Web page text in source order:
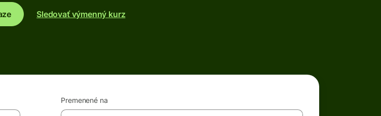
Sledovať výmenný kurz
Premenené na